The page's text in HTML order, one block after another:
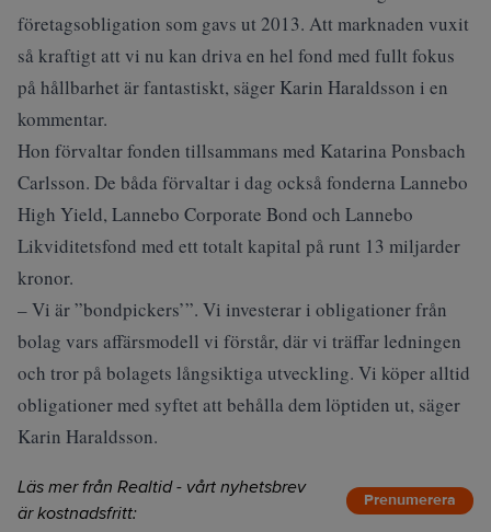
företagsobligation som gavs ut 2013. Att marknaden vuxit
så kraftigt att vi nu kan driva en hel fond med fullt fokus
på hållbarhet är fantastiskt, säger Karin Haraldsson i en
kommentar.
Hon förvaltar fonden tillsammans med Katarina Ponsbach
Carlsson. De båda förvaltar i dag också fonderna Lannebo
High Yield, Lannebo Corporate Bond och Lannebo
Likviditetsfond med ett totalt kapital på runt 13 miljarder
kronor.
– Vi är ”bondpickers’”. Vi investerar i obligationer från
bolag vars affärsmodell vi förstår, där vi träffar ledningen
och tror på bolagets långsiktiga utveckling. Vi köper alltid
obligationer med syftet att behålla dem löptiden ut, säger
Karin Haraldsson.
Läs mer från Realtid - vårt nyhetsbrev
är kostnadsfritt:
Prenumerera